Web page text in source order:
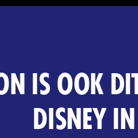
IS OOK
DISNEY